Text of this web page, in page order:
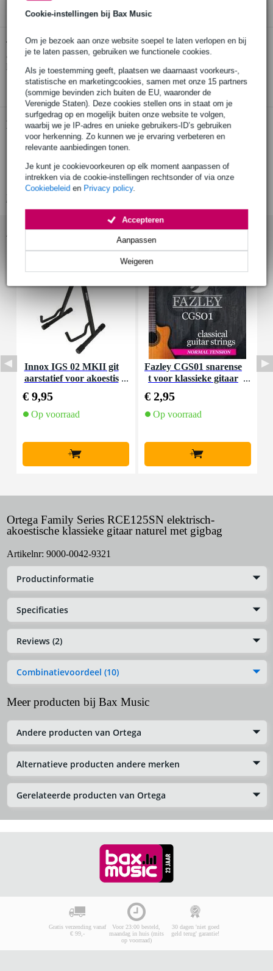
Cookie-instellingen bij Bax Music
Om je bezoek aan onze website soepel te laten verlopen en bij
je te laten passen, gebruiken we functionele cookies.
Als je toestemming geeft, plaatsen we daarnaast voorkeurs-,
statistische en marketingcookies, samen met onze 15 partners
(sommige bevinden zich buiten de EU, waaronder de
Verenigde Staten). Deze cookies stellen ons in staat om je
surfgedrag op en mogelijk buiten onze website te volgen,
waarbij we je IP-adres en unieke gebruikers-ID’s gebruiken
voor herkenning. Zo kunnen we je ervaring verbeteren en
relevante aanbiedingen tonen.
Je kunt je cookievoorkeuren op elk moment aanpassen of
intrekken via de cookie-instellingen rechtsonder of via onze
Cookiebeleid en Privacy policy.
Weigeren
Aanpassen
Accepteren
€ 13,30 eenmalig
Twijfel je of deOrtega Family Series RCE125SN elektrisch-
akoestische klassieke gitaar naturel met gigbag
past? Doe de check.
Start de check
Productinformatie
afwerking: zijdeglans
binding: meerlaags
materiaal hals: mahonie (mahogany)
Accessoires (25)
Innox IGS 02 MKII git
aarstatief voor akoestis
€ 9,95
Op voorraad
+
Fazley CGS01 snarense
t voor klassieke gitaar
€ 2,95
Op voorraad
+
Ortega Family Series RCE125SN elektrisch-
akoestische klassieke gitaar naturel met gigbag
Artikelnr: 9000-0042-9321
Productinformatie
Specificaties
Reviews (2)
Combinatievoordeel (10)
Meer producten bij Bax Music
Andere producten van Ortega
Alternatieve producten andere merken
Gerelateerde producten van Ortega
Gratis verzending vanaf
€ 99,-
Voor 23:00 besteld,
maandag in huis (mits
op voorraad)
30 dagen 'niet goed
geld terug' garantie!